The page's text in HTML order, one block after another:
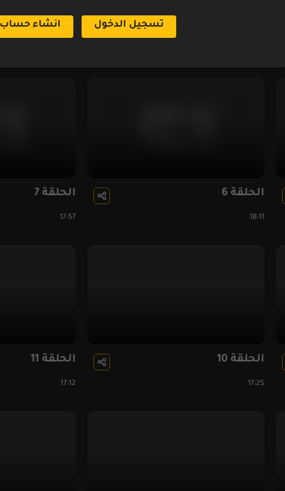
الحلقة 3
الحلقة 6
18:11
الحلقة 7
17:57
الحلقة 10
17:25
الحلقة 11
17:12
تسجيل الدخول انشاء حساب